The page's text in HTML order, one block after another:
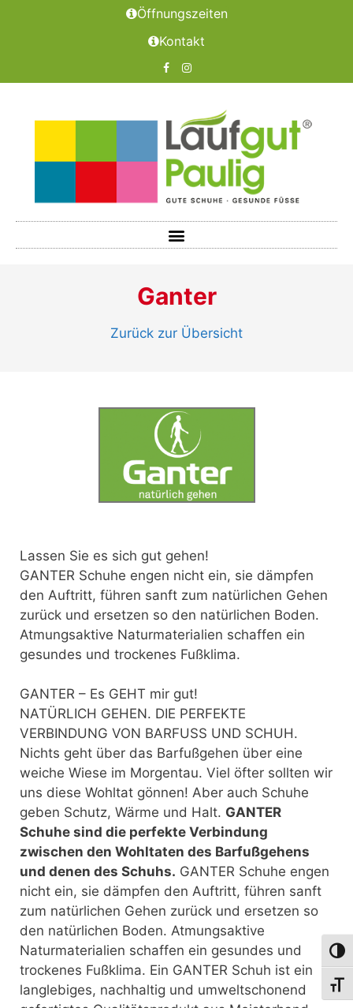
Öffnungszeiten
Kontakt
Ganter
Zurück zur Übersicht
Lassen Sie es sich gut gehen!
GANTER Schuhe engen nicht ein, sie dämpfen
den Auftritt, führen sanft zum natürlichen Gehen
zurück und ersetzen so den natürlichen Boden.
Atmungsaktive Naturmaterialien schaffen ein
gesundes und trockenes Fußklima.
GANTER – Es GEHT mir gut!
NATÜRLICH GEHEN. DIE PERFEKTE
VERBINDUNG VON BARFUSS UND SCHUH.
Nichts geht über das Barfußgehen über eine
weiche Wiese im Morgentau. Viel öfter sollten wir
uns diese Wohltat gönnen! Aber auch Schuhe
geben Schutz, Wärme und Halt. GANTER
Schuhe sind die perfekte Verbindung
zwischen den Wohltaten des Barfußgehens
und denen des Schuhs. GANTER Schuhe engen
nicht ein, sie dämpfen den Auftritt, führen sanft
zum natürlichen Gehen zurück und ersetzen so
den natürlichen Boden. Atmungsaktive
Naturmaterialien schaffen ein gesundes und
trockenes Fußklima. Ein GANTER Schuh ist ein
langlebiges, nachhaltig und umweltschonend